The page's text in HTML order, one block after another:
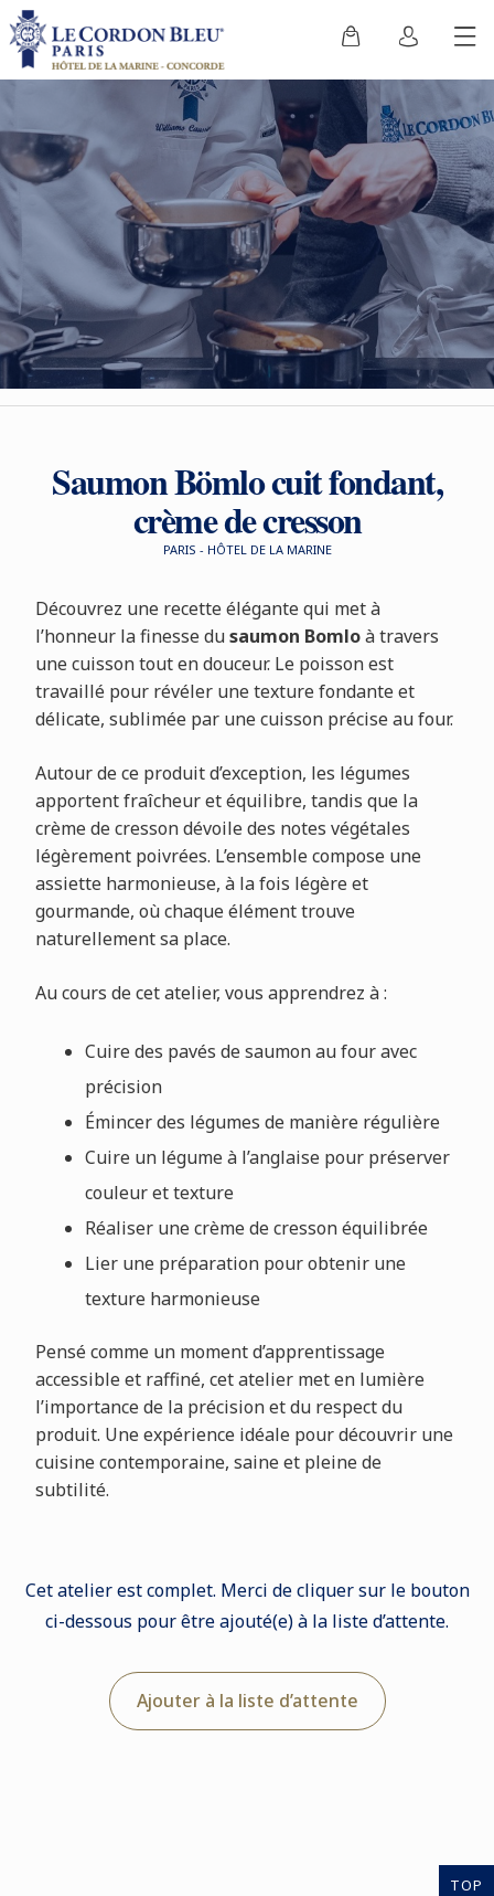
Saumon Bömlo cuit fondant,
crème de cresson
PARIS - HÔTEL DE LA MARINE
Découvrez une recette élégante qui met à
l’honneur la finesse dusaumon Bomloà travers
une cuisson tout en douceur. Le poisson est
travaillé pour révéler une texture fondante et
délicate, sublimée par une cuisson précise au four.
Autour de ce produit d’exception, les légumes
apportent fraîcheur et équilibre, tandis que la
crème de cresson dévoile des notes végétales
légèrement poivrées. L’ensemble compose une
assiette harmonieuse, à la fois légère et
gourmande, où chaque élément trouve
naturellement sa place.
Au cours de cet atelier, vous apprendrez à :
Cuire des pavés de saumon au four avec
précision
Émincer des légumes de manière régulière
Cuire un légume à l’anglaise pour préserver
couleur et texture
Réaliser une crème de cresson équilibrée
Lier une préparation pour obtenir une
texture harmonieuse
Pensé comme un moment d’apprentissage
accessible et raffiné, cet atelier met en lumière
l’importance de la précision et du respect du
produit. Une expérience idéale pour découvrir une
cuisine contemporaine, saine et pleine de
subtilité.
Cet atelier est complet. Merci de cliquer sur le bouton
ci-dessous pour être ajouté(e) à la liste d’attente.
Ajouter à la liste d’attente
TOP